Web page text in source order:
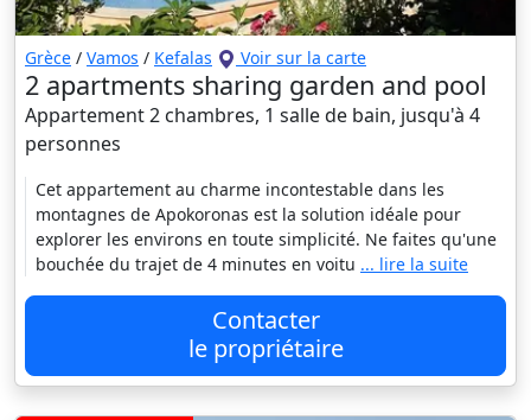
Grèce / Vamos / Kefalas Voir sur la carte
2 apartments sharing garden and pool
Appartement 2 chambres, 1 salle de bain, jusqu'à 4
personnes
Cet appartement au charme incontestable dans les
montagnes de Apokoronas est la solution idéale pour
explorer les environs en toute simplicité. Ne faites qu'une
bouchée du trajet de 4 minutes en voitu ... lire la suite
Contacter
le propriétaire